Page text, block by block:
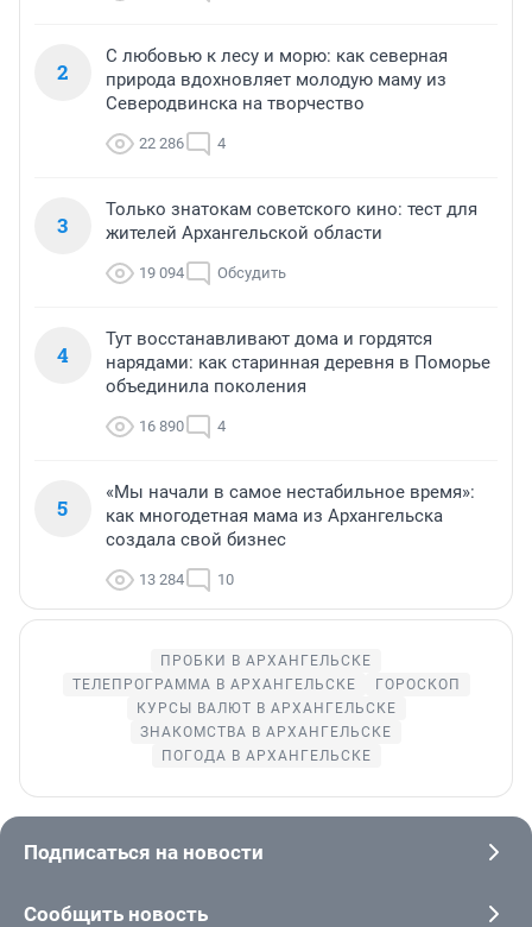
2
С любовью к лесу и морю: как северная
природа вдохновляет молодую маму из
Северодвинска на творчество
22 286 4
3
Только знатокам советского кино: тест для
жителей Архангельской области
19 094 Обсудить
4
Тут восстанавливают дома и гордятся
нарядами: как старинная деревня в Поморье
объединила поколения
16 890 4
5
«Мы начали в самое нестабильное время»:
как многодетная мама из Архангельска
создала свой бизнес
13 284 10
ПРОБКИ В АРХАНГЕЛЬСКЕ
ТЕЛЕПРОГРАММА В АРХАНГЕЛЬСКЕ
ГОРОСКОП
КУРСЫ ВАЛЮТ В АРХАНГЕЛЬСКЕ
ЗНАКОМСТВА В АРХАНГЕЛЬСКЕ
ПОГОДА В АРХАНГЕЛЬСКЕ
Подписаться на новости
Сообщить новость